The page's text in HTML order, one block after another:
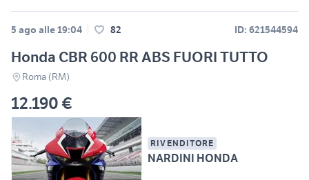
5 ago alle 19:04 82 ID: 621544594
Honda CBR 600 RR ABS FUORI TUTTO
Roma (RM)
12.190 €
RIVENDITORE
NARDINI HONDA